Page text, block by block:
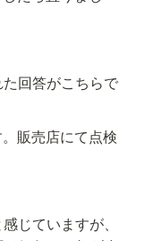
回答がこちらで
販売店にて点検
じていますが、